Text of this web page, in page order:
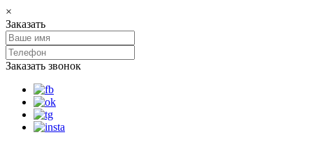
×
Заказать
Заказать звонок